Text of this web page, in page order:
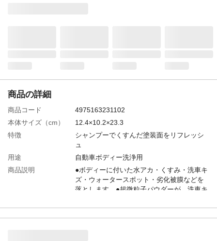
商品の詳細
商品コード
4975163231102
本体サイズ（cm）
12.4×10.2×23.3
特徴
シャンプーでくすんだ塗装面をリフレッシ
ュ
用途
自動車ボディー洗浄用
商品説明
●ボディーに付いた水アカ・くすみ・洗車キ
ズ・ウォータースポット・劣化被膜などを
落とします。●超微粒子パウダーが、洗車キ
汚れを包み込んで落とし、ダブルの効果で
塗装面をスッキリ仕上げます。